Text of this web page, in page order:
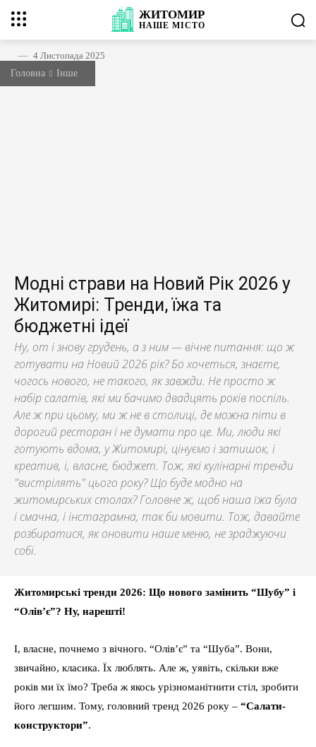
ЖИТОМИР
НАШЕМІСТО
4 Листопада 2025
Головна
Інше
Модні страви на Новий Рік 2026 у
Житомирі: Тренди, їжа та
бюджетні ідеї
Ну, от і знову грудень, а з ним — вічне питання: що ж
готувати на Новий 2026 рік? Бо хочеться, знаєте,
чогось нового, не такого, як завжди. Не просто ж
набір салатів, які ми бачимо двадцять років поспіль.
Але ж при цьому, ми ж не в столиці, де можна піти в
дорогий ресторан і не думати про це. Ми, люди які
готують вдома, у Житомирі, цінуємо і затишок, і
креатив, і, власне, бюджет. Тож, які кулінарні тренди
"вистрілять" цього року? Що буде модно на
житомирських столах? Головне ж, щоб наша їжа була
і смачна, і інстаграмна, так би мовити. Тож, давайте
розбиратися, як оновити наше меню, не зраджуючи
собі.
Житомирські тренди 2026: Що нового замінить “Шубу” і
“Олів’є”? Ну, нарешті!
І, власне, почнемо з вічного. “Олів’є” та “Шуба”. Вони,
звичайно, класика. Їх люблять. Але ж, уявіть, скільки вже
років ми їх їмо? Треба ж якось урізноманітнити стіл, зробити
його легшим. Тому, головний тренд 2026 року – “Салати-
конструктори”.